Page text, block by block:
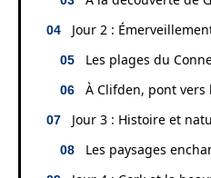
Jour 2 :
Les plages du
À Clifden, pont vers
Jour 3 : Histoire et
Les paysages